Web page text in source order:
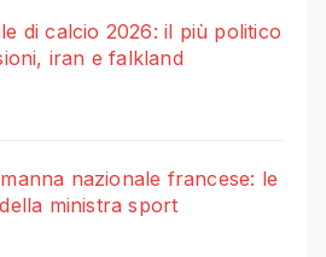
di calcio 2026: il più politico
iran e falkland
nazionale francese: le
ministra sport